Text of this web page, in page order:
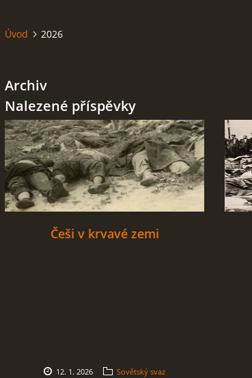
Úvod 2026
Archiv
Nalezené příspěvky
Češi v krvavé zemi
12. 1. 2026 Sovětský svaz